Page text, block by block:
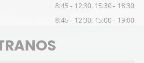
8:45 - 12:30, 15:30 - 18:30
8:45 - 12:30, 15:00 - 19:00